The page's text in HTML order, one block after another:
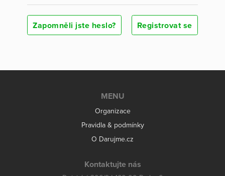
Zapomněli jste heslo? Registrovat se
MENU
Organizace
Pravidla & podmínky
O Darujme.cz
Kontaktujte nás